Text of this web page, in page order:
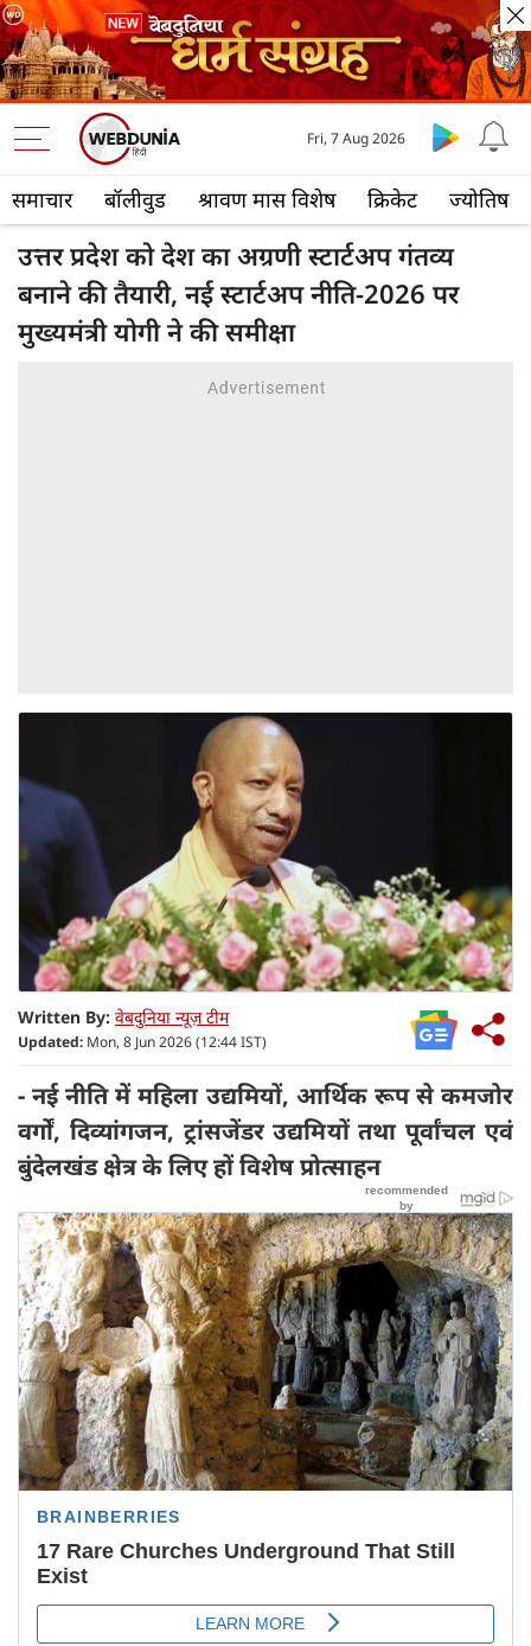
समाचार बॉलीवुड श्रावण मास विशेष क्रिकेट ज्योतिष
Fri, 7 Aug 2026
उत्तर प्रदेश को देश का अग्रणी स्टार्टअप गंतव्य
बनाने की तैयारी, नई स्टार्टअप नीति-2026 पर
मुख्यमंत्री योगी ने की समीक्षा
Written By: वेबदुनिया न्यूज़ टीम
Updated: Mon, 8 Jun 2026 (12:44 IST)
- नई नीति में महिला उद्यमियों, आर्थिक रूप से कमजोर
वर्गों, दिव्यांगजन, ट्रांसजेंडर उद्यमियों तथा पूर्वांचल एवं
बुंदेलखंड क्षेत्र के लिए हों विशेष प्रोत्साहन